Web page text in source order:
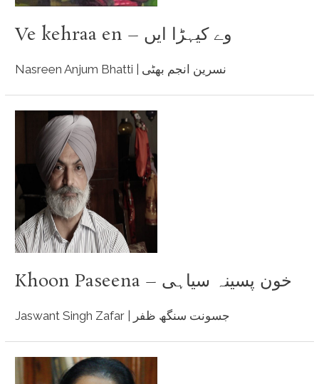
Ve kehraa en – وے کیہڑا ایں
Nasreen Anjum Bhatti | نسرین انجم بھٹی
Khoon Paseena – خون پسینہ سیاہی
Jaswant Singh Zafar | جسونت سنگھ ظفر